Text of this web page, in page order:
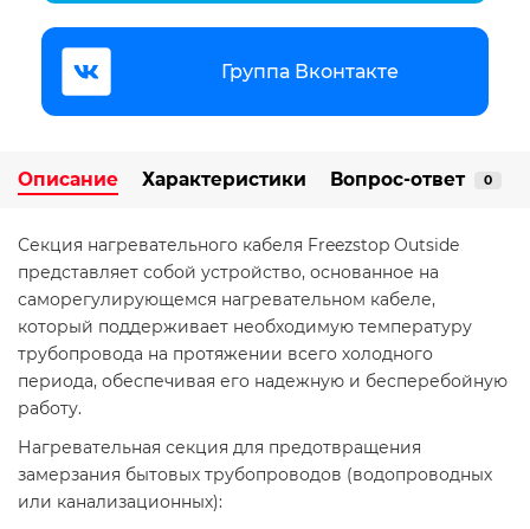
Группа Вконтакте
Описание Характеристики Вопрос-ответ 0
Секция нагревательного кабеля Freezstop Outside
представляет собой устройство, основанное на
саморегулирующемся нагревательном кабеле,
который поддерживает необходимую температуру
трубопровода на протяжении всего холодного
периода, обеспечивая его надежную и бесперебойную
работу.
Нагревательная секция для предотвращения
замерзания бытовых трубопроводов (водопроводных
или канализационных):